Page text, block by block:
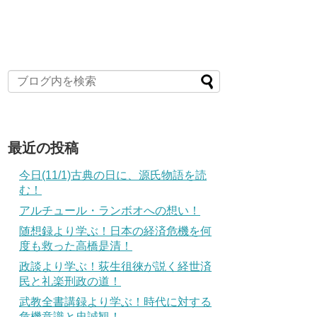
最近の投稿
今日(11/1)古典の日に、源氏物語を読
む！
アルチュール・ランボオへの想い！
随想録より学ぶ！日本の経済危機を何
度も救った高橋是清！
政談より学ぶ！荻生徂徠が説く経世済
民と礼楽刑政の道！
武教全書講録より学ぶ！時代に対する